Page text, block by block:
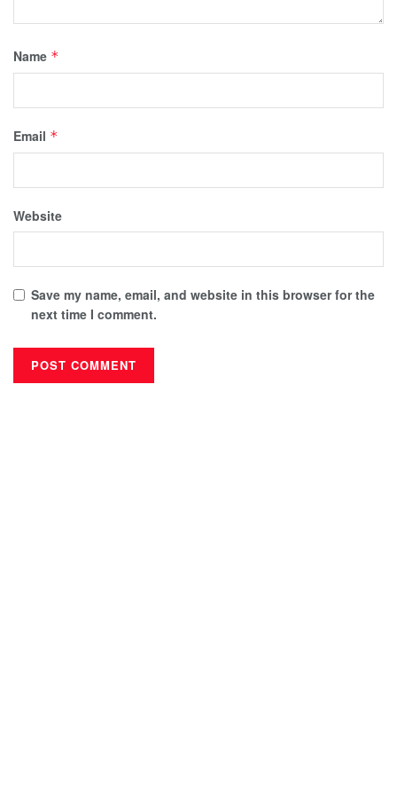
Name *
Email *
Website
Save my name, email, and website in this browser for the
next time I comment.